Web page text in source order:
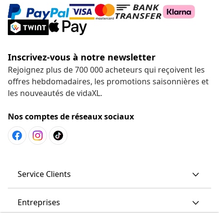
Inscrivez-vous à notre newsletter
Rejoignez plus de 700 000 acheteurs qui reçoivent les
offres hebdomadaires, les promotions saisonnières et
les nouveautés de vidaXL.
Nos comptes de réseaux sociaux
Service Clients
Entreprises